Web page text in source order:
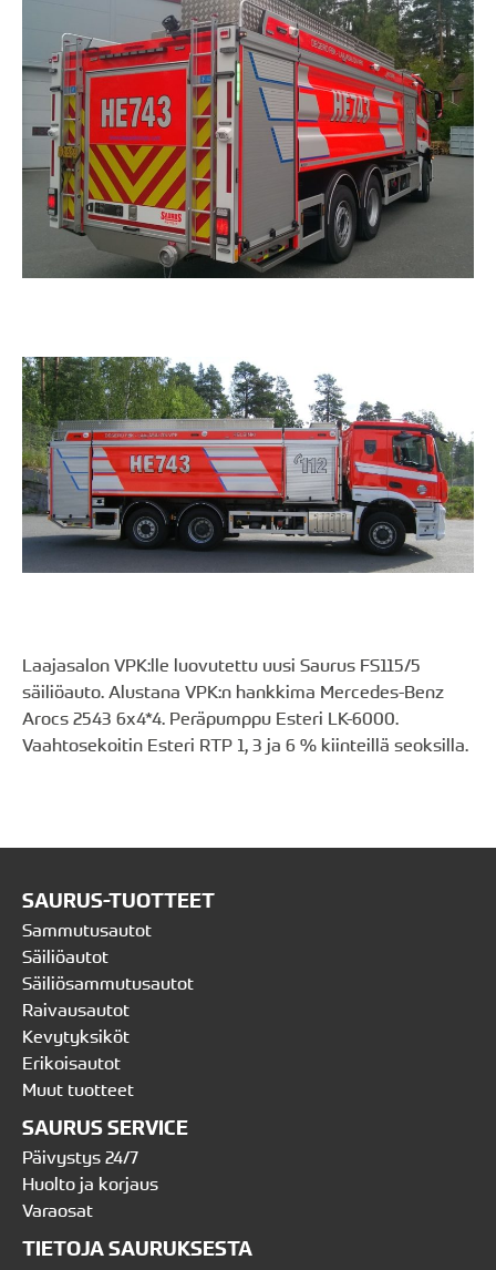
Laajasalon VPK:lle luovutettu uusi Saurus FS115/5
säiliöauto. Alustana VPK:n hankkima Mercedes-Benz
Arocs 2543 6x4*4. Peräpumppu Esteri LK-6000.
Vaahtosekoitin Esteri RTP 1, 3 ja 6 % kiinteillä seoksilla.
SAURUS-TUOTTEET
Sammutusautot
Säiliöautot
Säiliösammutusautot
Raivausautot
Kevytyksiköt
Erikoisautot
Muut tuotteet
SAURUS SERVICE
Päivystys 24/7
Huolto ja korjaus
Varaosat
TIETOJA SAURUKSESTA